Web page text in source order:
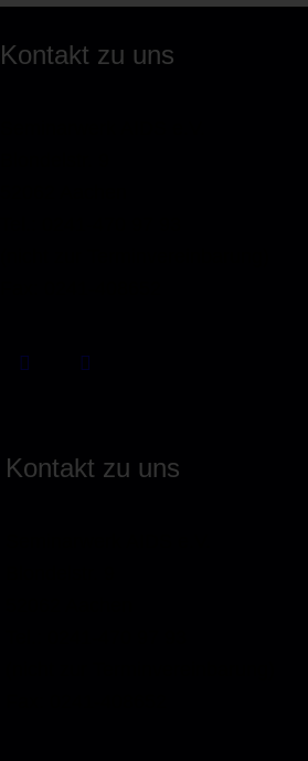
Kontakt zu uns
Kontakt zu uns